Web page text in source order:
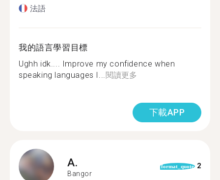
法語
我的語言學習目標
Ughh idk.... Improve my confidence when
speaking languages I... 閱讀更多
下載APP
A.
Bangor
format_quote 2